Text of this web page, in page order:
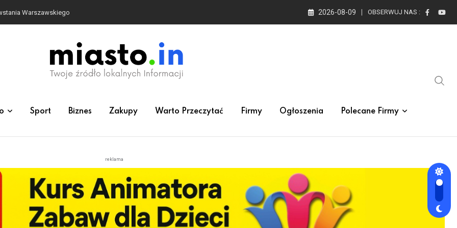
Warszawskiego 2026-08-09 OBSERWUJ NAS :
Sport Biznes Zakupy Warto Przeczytać Firmy Ogłoszenia Polecane Firmy
reklama